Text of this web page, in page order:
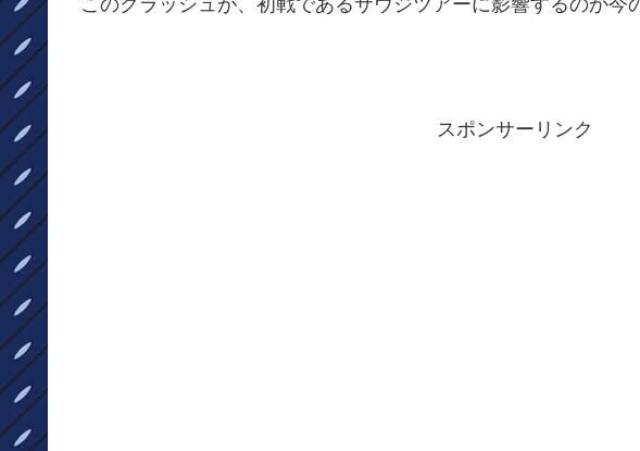
このクラッシュが、初戦であるサウジツアーに影響するのか今
スポンサーリンク